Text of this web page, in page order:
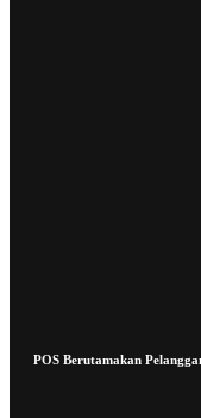
POS Berutamakan